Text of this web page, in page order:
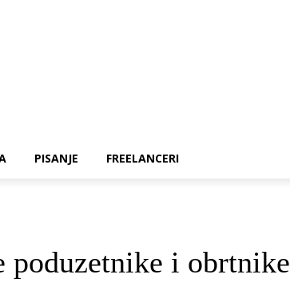
PISANJE FREELANCERI
poduzetnike i obrtnike